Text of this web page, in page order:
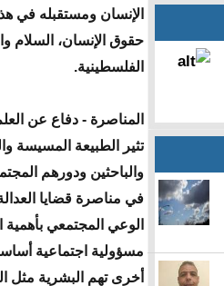
الإنسان ومستقبله في
حقوق الإنسان، السلام
الفلسطينية.
المناصرة - دفاع عن
تثير الطبيعة المسيسة
والباحثين ودورهم
في مناصرة قضايا
الوعي المجتمعي بأهمية
مسؤولية اجتماعية
أخرى تهم البشرية مثل